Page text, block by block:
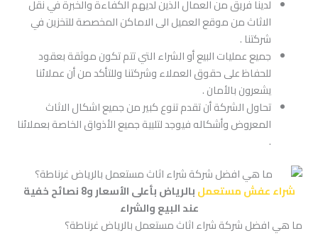
لدينا فريق من العمال الذين لديهم الكفاءة والخبرة في نقل
الاثاث من موقع العميل الى الاماكن المخصصة للتخزين في
شركتنا .
جميع عمليات البيع أو الشراء التي تتم تكون موثقة بعقود
للحفاظ على حقوق العملاء وشركتنا وللتأكد من أن عملائنا
يشعرون بالأمان .
تحاول الشركة أن تقدم تنوع كبير من جميع اشكال الاثاث
المعروض وأشكاله فيوجد لتلبية جميع الأذواق الخاصة بعملائنا
.
شراء عفش مستعمل
بالرياض بأعلى الأسعار و8 نصائح خفية
عند البيع والشراء
ما هي افضل شركة شراء اثاث مستعمل بالرياض غرناطة؟